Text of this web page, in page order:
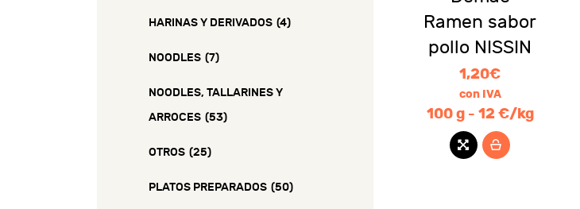
Ramen sabor
pollo NISSIN
1,20€
con IVA
100 g - 12 €/kg
HARINAS Y DERIVADOS (4)
NOODLES (7)
NOODLES, TALLARINES Y
ARROCES (53)
OTROS (25)
PLATOS PREPARADOS (50)